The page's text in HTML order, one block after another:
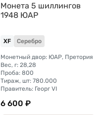
Монета 5 шиллингов
1948 ЮАР
XF Серебро
Монетный двор: ЮАР, Претория
Вес, г: 28,28
Проба: 800
Тираж, шт: 780.000
Правитель: Георг VI
6 600 ₽